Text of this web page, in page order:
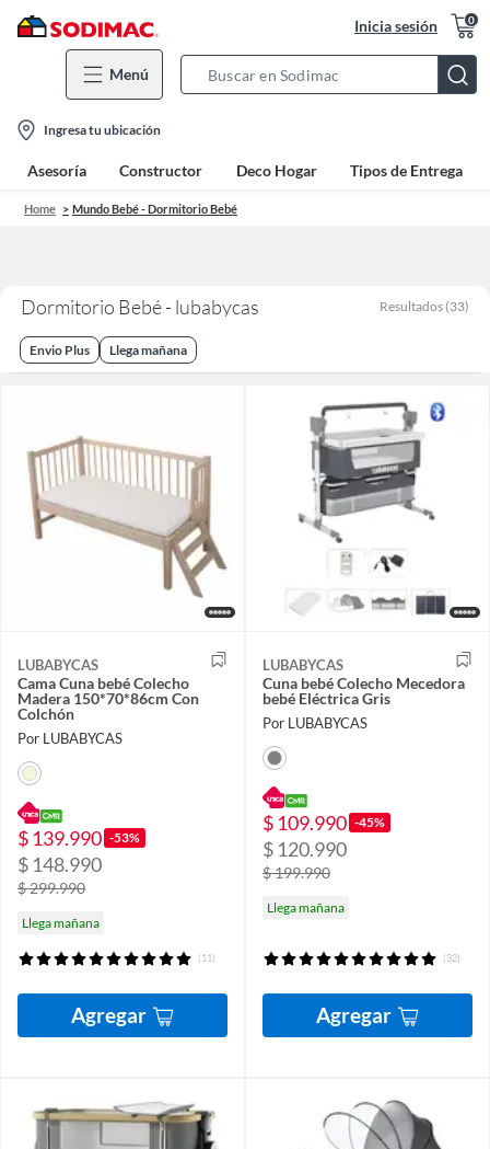
Inicia sesión 0
Menú
Bar
location-
icon
Ingresa tu ubicación
Asesoría Constructor Deco Hogar Tipos de Entrega
Home Mundo Bebé - Dormitorio Bebé
Dormitorio Bebé - lubabycas Resultados (33)
Envio Plus Llega mañana
LUBABYCAS
Cama Cuna bebé Colecho
Madera 150*70*86cm Con
Colchón
Por LUBABYCAS
$ 139.990 -53%
$ 148.990
$ 299.990
Llega mañana
(11)
Agregar
LUBABYCAS
Cuna bebé Colecho Mecedora
bebé Eléctrica Gris
Por LUBABYCAS
$ 109.990 -45%
$ 120.990
$ 199.990
Llega mañana
(32)
Agregar